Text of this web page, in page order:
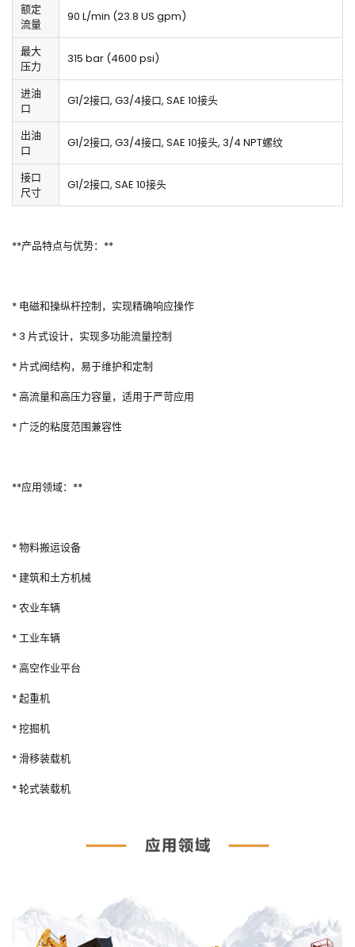
额定
流量
90 L/min (23.8 US gpm)
最大
压力
315 bar (4600 psi)
进油
口
G1/2接口, G3/4接口, SAE 10接头
出油
口
G1/2接口, G3/4接口, SAE 10接头, 3/4 NPT螺纹
接口
尺寸
G1/2接口, SAE 10接头
**产品特点与优势：**
* 电磁和操纵杆控制，实现精确响应操作
* 3 片式设计，实现多功能流量控制
* 片式阀结构，易于维护和定制
* 高流量和高压力容量，适用于严苛应用
* 广泛的粘度范围兼容性
**应用领域：**
* 物料搬运设备
* 建筑和土方机械
* 农业车辆
* 工业车辆
* 高空作业平台
* 起重机
* 挖掘机
* 滑移装载机
* 轮式装载机